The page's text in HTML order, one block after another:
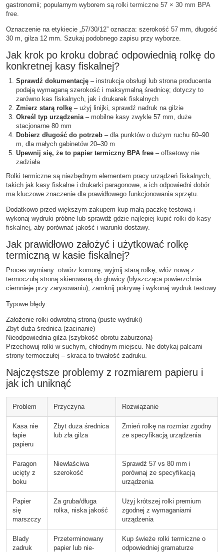
gastronomii; popularnym wyborem są rolki termiczne 57 × 30 mm BPA
free
Oznaczenie na etykiecie „57/30/12” oznacza: szerokość 57 mm, długość
30 m, gilza 12 mm. Szukaj podobnego zapisu przy wyborze.
Jak krok po kroku dobrać odpowiednią rolkę do
konkretnej kasy fiskalnej?
Sprawdź dokumentację– instrukcja obsługi lub strona producenta
podają wymaganą szerokość i maksymalną średnicę; dotyczy to
zarówno kas fiskalnych, jak i drukarek fiskalnych
Zmierz starą rolkę– użyj linijki, sprawdź nadruk na gilzie
Określ typ urządzenia– mobilne kasy zwykle 57 mm, duże
stacjonarne 80 mm
Dobierz długość do potrzeb– dla punktów o dużym ruchu 60–90
m, dla małych gabinetów 20–30 m
Upewnij się, że to papier termiczny BPA free– offsetowy nie
zadziała
Rolki termiczne są niezbędnym elementem pracy urządzeń fiskalnych,
takich jak kasy fiskalne i drukarki paragonowe, a ich odpowiedni dobór
ma kluczowe znaczenie dla prawidłowego funkcjonowania sprzętu.
Dodatkowo przed większym zakupem kup małą paczkę testową i
wykonaj wydruki próbne lub sprawdź gdzie najlepiej kupić rolki do kasy
fiskalnej, aby porównać jakość i warunki dostawy.
Jak prawidłowo założyć i użytkować rolkę
termiczną w kasie fiskalnej?
Proces wymiany: otwórz komorę, wyjmij starą rolkę, włóż nową z
termoczułą stroną skierowaną do głowicy (błyszcząca powierzchnia
ciemnieje przy zarysowaniu), zamknij pokrywę i wykonaj wydruk testowy.
Typowe błędy:
Założenie rolki odwrotną stroną (puste wydruki)
Zbyt duża średnica (zacinanie)
Nieodpowiednia gilza (szybkość obrotu zaburzona)
Przechowuj rolki w suchym, chłodnym miejscu. Nie dotykaj palcami
strony termoczułej – skraca to trwałość zadruku.
Najczęstsze problemy z rozmiarem papieru i
jak ich uniknąć
Problem Przyczyna Rozwiązanie
Kasa nie
łapie
papieru
Zbyt duża średnica
lub zła gilza
Zmień rolkę na rozmiar zgodny
ze specyfikacją urządzenia
Paragon
ucięty z
boku
Niewłaściwa
szerokość
Sprawdź 57 vs 80 mm i
porównaj ze specyfikacją
urządzenia
Papier
się
marszczy
Za gruba/długa
rolka, niska jakość
Użyj krótszej rolki premium
zgodnej z wymaganiami
urządzenia
Blady
zadruk
Przeterminowany
papier lub nie-
Kup świeże rolki termiczne o
odpowiedniej gramaturze